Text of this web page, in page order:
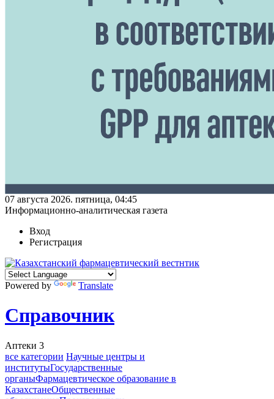
07 августа 2026. пятница, 04:45
Информационно-аналитическая газета
Вход
Регистрация
Powered by Translate
Справочник
Аптеки 3
все категории Научные центры и
институтыГосударственные
органыФармацевтическое образование в
КазахстанеОбщественные